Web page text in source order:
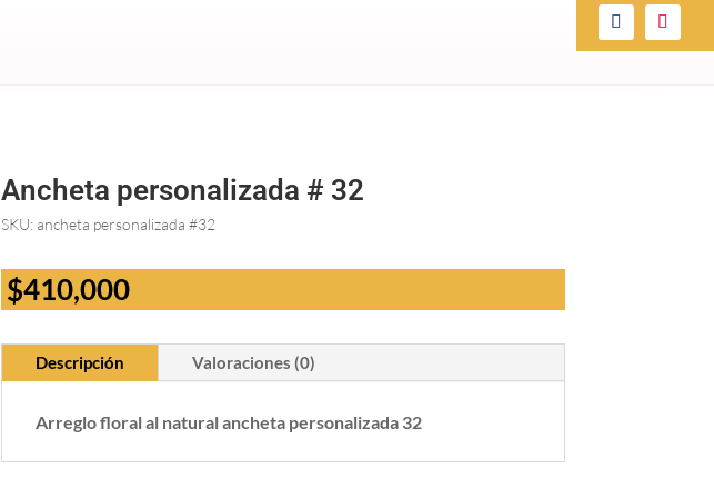
Ancheta personalizada # 32
SKU:ancheta personalizada #32
$410,000
Descripción Valoraciones (0)
Arreglo floral al natural ancheta personalizada 32